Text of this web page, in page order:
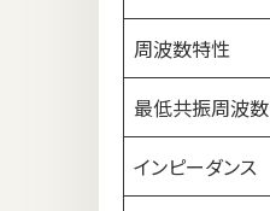
周波数特性
最低共振周波数
インピーダンス